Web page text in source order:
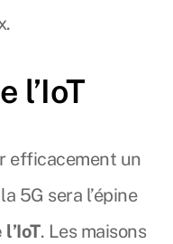
l’IoT
efficacement un
5G sera l’épine
. Les maisons